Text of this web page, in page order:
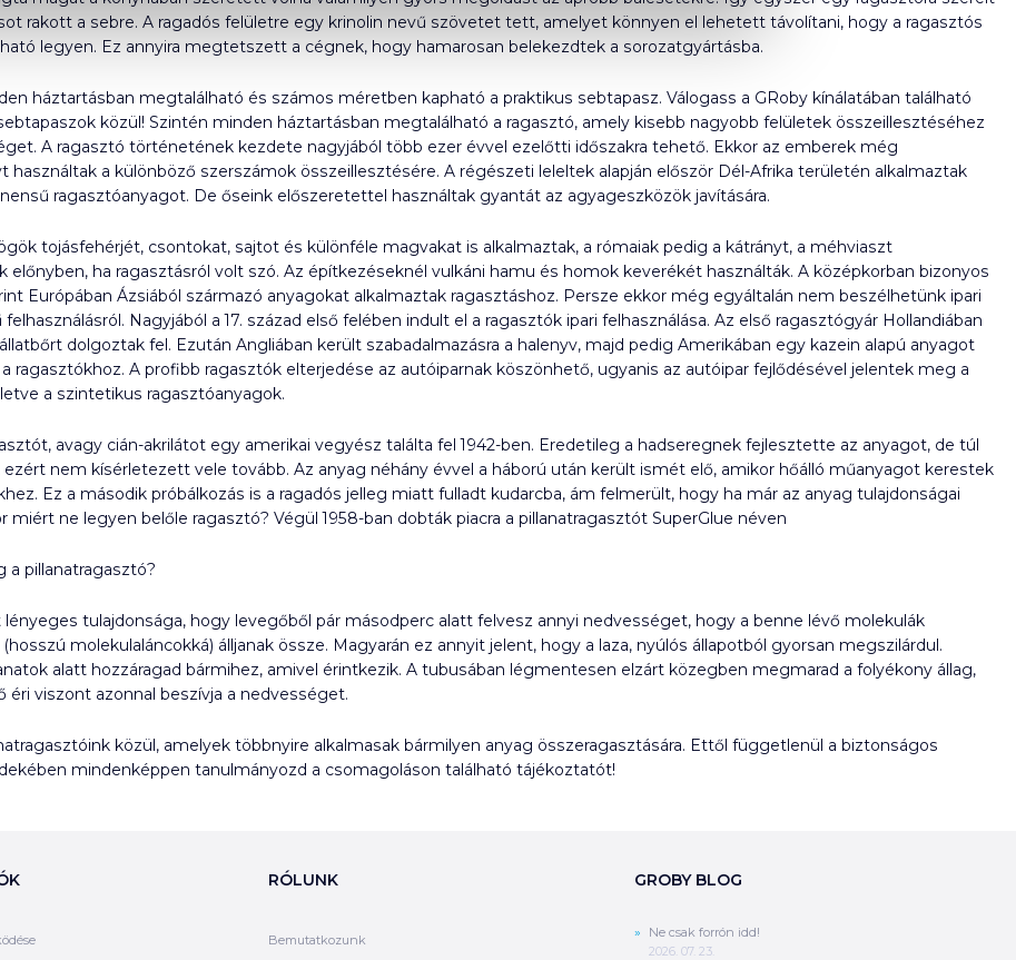
rakott a sebre. A ragadós felületre egy krinolin nevű szövetet tett, amelyet könnyen el lehetett távolítani, hogy a ragasztós
legyen. Ez annyira megtetszett a cégnek, hogy hamarosan belekezdtek a sorozatgyártásba.
háztartásban megtalálható és számos méretben kapható a praktikus sebtapasz. Válogass a GRoby kínálatában található
közül! Szintén minden háztartásban megtalálható a ragasztó, amely kisebb nagyobb felületek összeillesztéséhez
A ragasztó történetének kezdete nagyjából több ezer évvel ezelőtti időszakra tehető. Ekkor az emberek még
használtak a különböző szerszámok összeillesztésére. A régészeti leleltek alapján először Dél-Afrika területén alkalmaztak
ragasztóanyagot. De őseink előszeretettel használtak gyantát az agyageszközök javítására.
tojásfehérjét, csontokat, sajtot és különféle magvakat is alkalmaztak, a rómaiak pedig a kátrányt, a méhviaszt
előnyben, ha ragasztásról volt szó. Az építkezéseknél vulkáni hamu és homok keverékét használták. A középkorban bizonyos
Európában Ázsiából származó anyagokat alkalmaztak ragasztáshoz. Persze ekkor még egyáltalán nem beszélhetünk ipari
Nagyjából a 17. század első felében indult el a ragasztók ipari felhasználása. Az első ragasztógyár Hollandiában
dolgoztak fel. Ezután Angliában került szabadalmazásra a halenyv, majd pedig Amerikában egy kazein alapú anyagot
ragasztókhoz. A profibb ragasztók elterjedése az autóiparnak köszönhető, ugyanis az autóipar fejlődésével jelentek meg a
a szintetikus ragasztóanyagok.
avagy cián-akrilátot egy amerikai vegyész találta fel 1942-ben. Eredetileg a hadseregnek fejlesztette az anyagot, de túl
ezért nem kísérletezett vele tovább. Az anyag néhány évvel a háború után került ismét elő, amikor hőálló műanyagot kerestek
Ez a második próbálkozás is a ragadós jelleg miatt fulladt kudarcba, ám felmerült, hogy ha már az anyag tulajdonságai
miért ne legyen belőle ragasztó? Végül 1958-ban dobták piacra a pillanatragasztót SuperGlue néven
a pillanatragasztó?
lényeges tulajdonsága, hogy levegőből pár másodperc alatt felvesz annyi nedvességet, hogy a benne lévő molekulák
molekulaláncokká) álljanak össze. Magyarán ez annyit jelent, hogy a laza, nyúlós állapotból gyorsan megszilárdul.
alatt hozzáragad bármihez, amivel érintkezik. A tubusában légmentesen elzárt közegben megmarad a folyékony állag,
éri viszont azonnal beszívja a nedvességet.
közül, amelyek többnyire alkalmasak bármilyen anyag összeragasztására. Ettől függetlenül a biztonságos
mindenképpen tanulmányozd a csomagoláson található tájékoztatót!
RÓLUNK
Bemutatkozunk
GROBY BLOG
Ne csak forrón idd!
2026. 07. 23.